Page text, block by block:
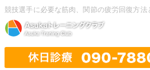
競技選手に必要な筋肉、関節の疲労回復方法